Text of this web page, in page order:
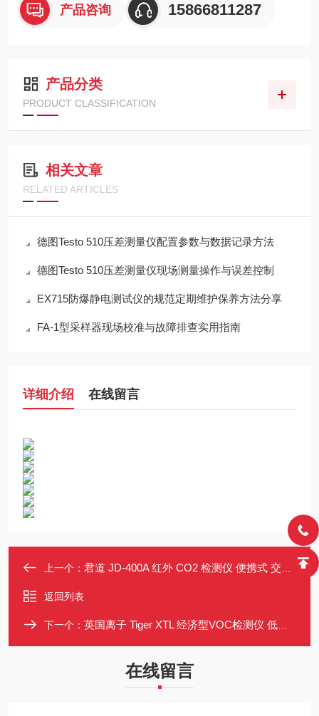
产品咨询 15866811287
产品分类
PRODUCT CLASSIFICATION
相关文章
RELATED ARTICLES
德图Testo 510压差测量仪配置参数与数据记录方法
德图Testo 510压差测量仪现场测量操作与误差控制
EX715防爆静电测试仪的规范定期维护保养方法分享
FA-1型采样器现场校准与故障排查实用指南
详细介绍 在线留言
上一个： 君道 JD-400A 红外 CO2 检测仪 便携式 交直流两用 低温适用
返回列表
下一个： 英国离子 Tiger XTL 经济型VOC检测仪 低成本耗材 数据记录
在线留言